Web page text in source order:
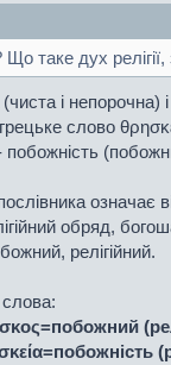
таке дух
(чиста і
слово
побожність
означає
обряд,
релігійний.